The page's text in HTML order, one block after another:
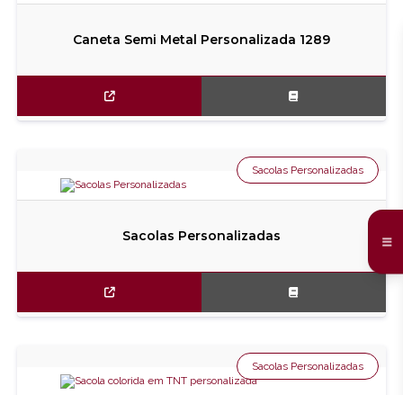
Caneta Semi Metal Personalizada 1289
Sacolas Personalizadas
Sacolas Personalizadas
Sacolas Personalizadas